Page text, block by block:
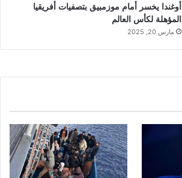
أوغندا يخسر أمام موزمبيق بتصفيات أفريقيا
المؤهلة لكأس العالم
مارس 20, 2025